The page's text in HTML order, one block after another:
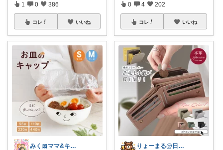
1 0 386
コレ いいね
みく🎀ママ&キッズグッズ🎁
0 4 202
コレ いいね
りょーまる@日用品×ファッション